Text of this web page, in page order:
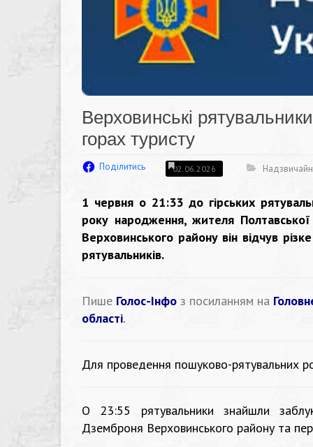
Верховинські
горах туристу
Поділитись 02.06.2026
1 червня о 21:33 до гірських
року народження, жителя
Верховинського району він відчув
рятувальників.
Пише Голос-Інфо з посиланням на
області.
Для проведення пошуково-рятувальних
О 23:55 рятувальники знайшли
Дземброня Верховинського району та